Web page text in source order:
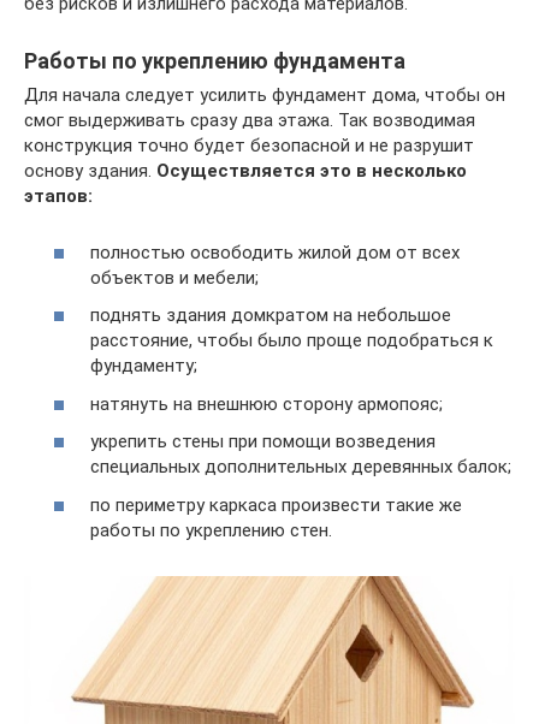
Работы по укреплению фундамента
Для начала следует усилить фундамент дома, чтобы он
смог выдерживать сразу два этажа. Так возводимая
конструкция точно будет безопасной и не разрушит
основу здания. Осуществляется это в несколько
этапов:
полностью освободить жилой дом от всех
объектов и мебели;
поднять здания домкратом на небольшое
расстояние, чтобы было проще подобраться к
фундаменту;
натянуть на внешнюю сторону армопояс;
укрепить стены при помощи возведения
специальных дополнительных деревянных балок;
по периметру каркаса произвести такие же
работы по укреплению стен.